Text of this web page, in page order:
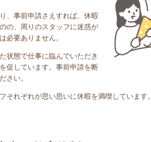
、事前申請さえすれば、休暇
の、周りのスタッフに迷惑が
必要ありません。
状態で仕事に臨んでいただき
促しています。事前申請を断
さい。
それぞれが思い思いに休暇を満喫しています。